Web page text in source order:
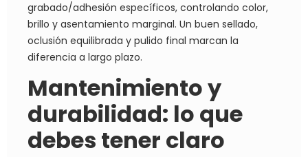
grabado/adhesión específicos, controlando color,
brillo y asentamiento marginal. Un buen sellado,
oclusión equilibrada y pulido final marcan la
diferencia a largo plazo.
Mantenimiento y
durabilidad: lo que
debes tener claro